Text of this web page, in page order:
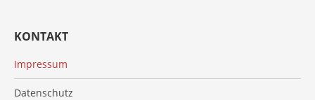
KONTAKT
Impressum
Datenschutz